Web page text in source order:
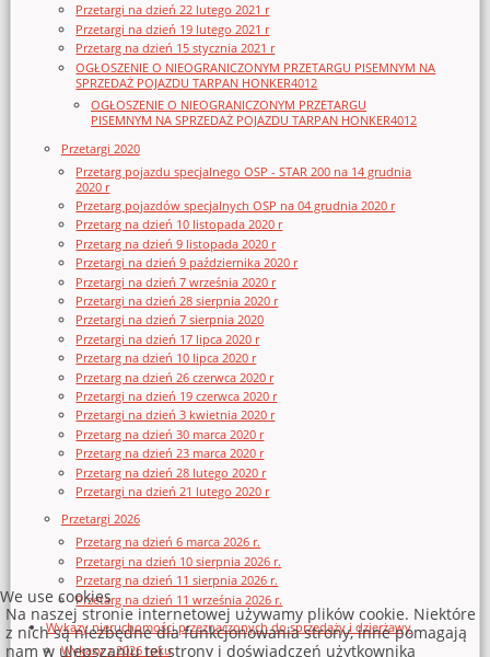
Przetargi na dzień 22 lutego 2021 r
Przetargi na dzień 19 lutego 2021 r
Przetarg na dzień 15 stycznia 2021 r
OGŁOSZENIE O NIEOGRANICZONYM PRZETARGU PISEMNYM NA
SPRZEDAŻ POJAZDU TARPAN HONKER4012
OGŁOSZENIE O NIEOGRANICZONYM PRZETARGU
PISEMNYM NA SPRZEDAŻ POJAZDU TARPAN HONKER4012
Przetargi 2020
Przetarg pojazdu specjalnego OSP - STAR 200 na 14 grudnia
2020 r
Przetarg pojazdów specjalnych OSP na 04 grudnia 2020 r
Przetarg na dzień 10 listopada 2020 r
Przetarg na dzień 9 listopada 2020 r
Przetargi na dzień 9 października 2020 r
Przetargi na dzień 7 września 2020 r
Przetargi na dzień 28 sierpnia 2020 r
Przetargi na dzień 7 sierpnia 2020
Przetargi na dzień 17 lipca 2020 r
Przetarg na dzień 10 lipca 2020 r
Przetarg na dzień 26 czerwca 2020 r
Przetargi na dzień 19 czerwca 2020 r
Przetargi na dzień 3 kwietnia 2020 r
Przetarg na dzień 30 marca 2020 r
Przetarg na dzień 23 marca 2020 r
Przetarg na dzień 28 lutego 2020 r
Przetargi na dzień 21 lutego 2020 r
Przetargi 2026
Przetarg na dzień 6 marca 2026 r.
Przetargi na dzień 10 sierpnia 2026 r.
Przetarg na dzień 11 sierpnia 2026 r.
Przetarg na dzień 11 września 2026 r.
Wykazy nieruchomości przeznaczonych do sprzedaży i dzierżawy
Wykazy z 2026 roku
We use cookies
Na naszej stronie internetowej używamy plików cookie. Niektóre
z nich są niezbędne dla funkcjonowania strony, inne pomagają
nam w ulepszaniu tej strony i doświadczeń użytkownika